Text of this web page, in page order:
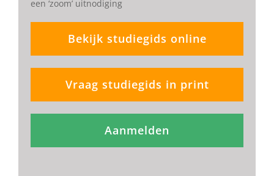
een ‘zoom’ uitnodiging
Bekijk studiegids online
Vraag studiegids in print
Aanmelden